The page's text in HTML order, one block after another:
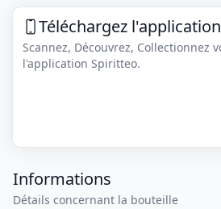
Téléchargez l'application
Scannez, Découvrez, Collectionnez
l'application Spiritteo.
Informations
Détails concernant la bouteille